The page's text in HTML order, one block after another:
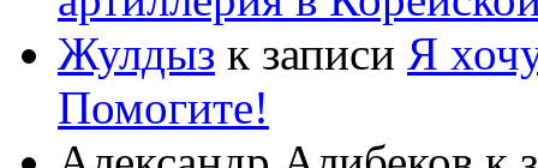
Жулдыз к записи Я
Помогите!